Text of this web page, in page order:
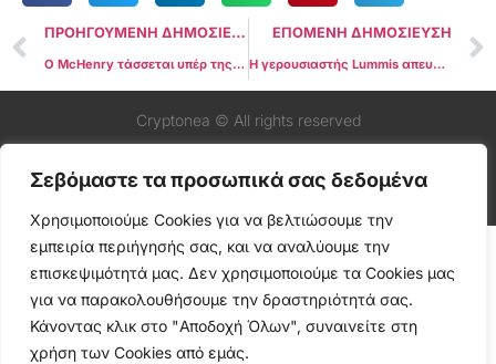
Σεβόμαστε τα προσωπικά σας δεδομένα
Χρησιμοποιούμε Cookies για να βελτιώσουμε την
εμπειρία περιήγησής σας, και να αναλύουμε την
επισκεψιμότητά μας. Δεν χρησιμοποιούμε τα Cookies μας
για να παρακολουθήσουμε την δραστηριότητά σας.
Κάνοντας κλικ στο "Αποδοχή Όλων", συναινείτε στη
χρήση των Cookies από εμάς.
ΠΡΟΗΓΟΥΜΕΝΗ ΔΗΜΟΣΙΕΥΣΗ
Ο McHenry τάσσεται υπέρ της έγκρισης από τη Γερουσία της νομοθεσίας για τα κρύπτο FIT21 πριν από τις επερχόμενες εκλογές
ΕΠΟΜΕΝΗ ΔΗΜΟΣΙΕΥΣΗ
Η γερουσιαστής Lummis απευθύνει έκκληση στον πρόεδρο Biden να μην ασκήσει βέτο για την κατάργηση του SAB 121
Cryptonea © All rights reserved